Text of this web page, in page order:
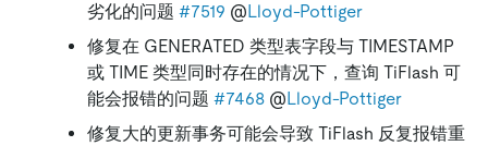
劣化的问题 #7519 @Lloyd-Pottiger
修复在 GENERATED 类型表字段与 TIMESTAMP
或 TIME 类型同时存在的情况下，查询 TiFlash 可
能会报错的问题 #7468 @Lloyd-Pottiger
修复大的更新事务可能会导致 TiFlash 反复报错重